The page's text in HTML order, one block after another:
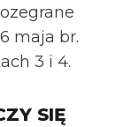
maja br.
3 i 4.
SIĘ